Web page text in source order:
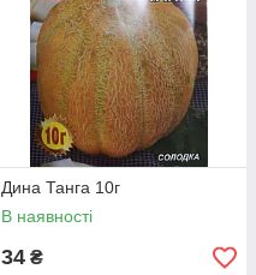
Дина Танга 10г
В наявності
34 ₴